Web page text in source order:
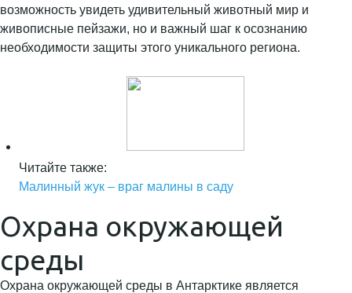
возможность увидеть удивительный животный мир и
живописные пейзажи, но и важный шаг к осознанию
необходимости защиты этого уникального региона.
Читайте также:
Малинный жук – враг малины в саду
Охрана окружающей
среды
Охрана окружающей среды в Антарктике является